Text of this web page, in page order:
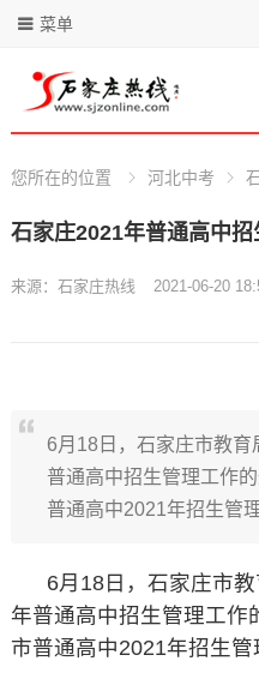
菜单
您所在的位置 河北中考
石家庄2021年普通高中
来源： 石家庄热线 2021-06-20
6月18日，石家庄市教
普通高中招生管理工作
普通高中2021年招生管
6月18日，石家庄市教
年普通高中招生管理工作
市普通高中2021年招生管